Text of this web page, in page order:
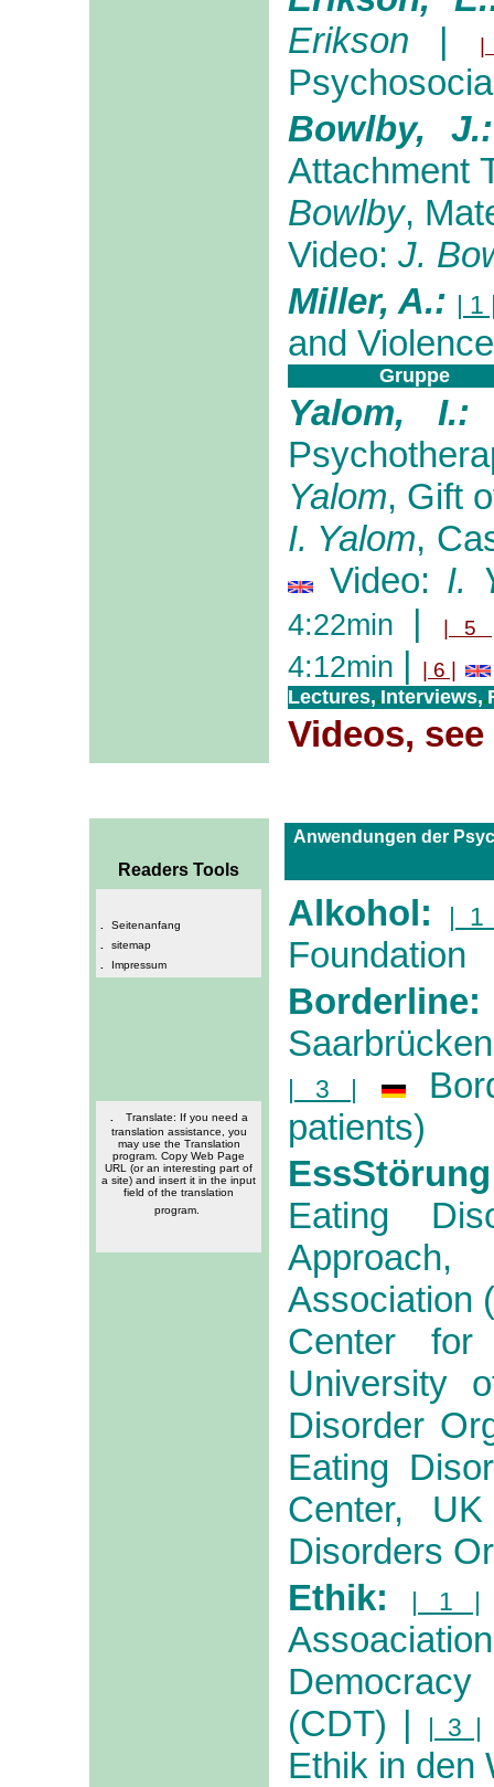
Erikson
|
Bowlby, J.:
Attachment
Bowlby,
Video: J.
Miller, A.: | 1
and Violence
Gruppe
Yalom, I.:
Yalom, Gift
I. Yalom,
Video: I.
4:22min | | 5
4:12min | | 6 |
Lectures,.Interviews,.
Videos, see
Readers Tools
Seitenanfang
sitemap
Impressum
Translate: If you need a
translation assistance, you
may use the Translation
program. Copy Web Page
URL (or an interesting part of
a site) and insert it in the input
field of the translation
program.
Anwendungen der
Alkohol: | 1
Foundation
Saarbrücken
| 3 |
patients)
Eating
Association
Center for
University
Disorder
Eating
Center, UK
Disorders
Ethik:
| 1 |
Democracy
(CDT) | | 3 |
Ethik in den